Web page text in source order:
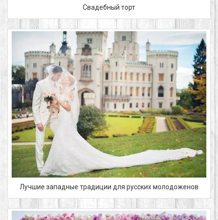
Свадебный торт
Лучшие западные традиции для русских молодоженов